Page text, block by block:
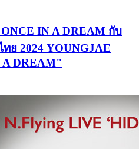
IN A DREAM กับ
ทย 2024 YOUNGJAE
A DREAM"